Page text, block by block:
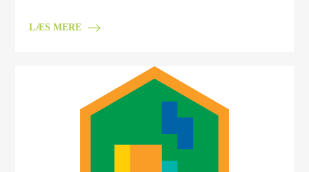
LÆS MERE